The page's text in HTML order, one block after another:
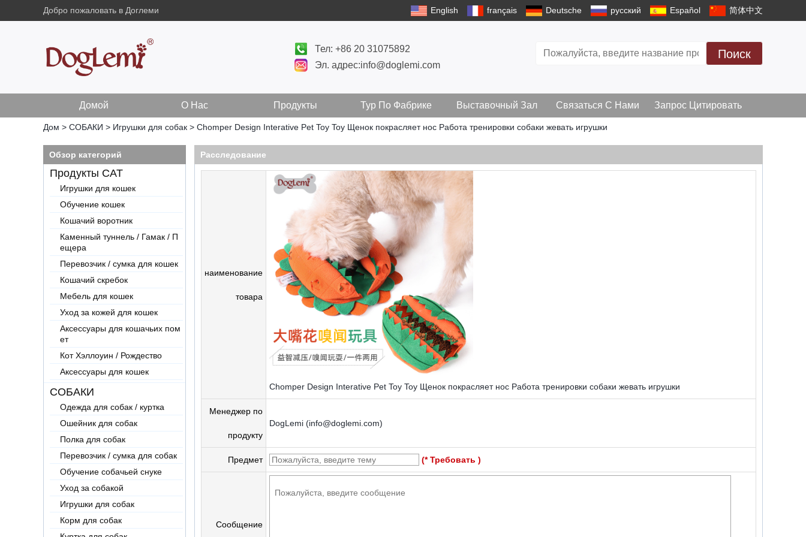
Добро пожаловать в Доглеми English français Deutsche русский Español 简体中文
Тел: +86 20 31075892
Эл. адрес:info@doglemi.com
Поиск
Домой О Нас Продукты Тур По Фабрике Выставочный Зал Связаться С Нами Запрос Цитировать
Дом > СОБАКИ > Игрушки для собак > Chomper Design Interative Pet Toy Toy Щенок покрасляет нос Работа тренировки собаки жевать игрушки
Обзор категорий
Продукты CAT
Игрушки для кошек
Обучение кошек
Кошачий воротник
Каменный туннель / Гамак / П
ещера
Перевозчик / сумка для кошек
Кошачий скребок
Мебель для кошек
Уход за кожей для кошек
Аксессуары для кошачьих пом
ет
Кот Хэллоуин / Рождество
Аксессуары для кошек
СОБАКИ
Одежда для собак / куртка
Ошейник для собак
Полка для собак
Перевозчик / сумка для собак
Обучение собачьей снуке
Уход за собакой
Игрушки для собак
Корм для собак
Расследование
наименование
товара
Chomper Design Interative Pet Toy Toy Щенок покрасляет нос Работа тренировки собаки жевать игрушки
Менеджер по
продукту
DogLemi (info@doglemi.com)
Предмет (* Требовать )
Сообщение